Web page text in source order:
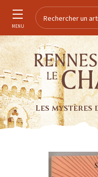
MENU
Les mystères